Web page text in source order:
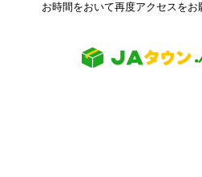
お時間をおいて再度アクセスをお